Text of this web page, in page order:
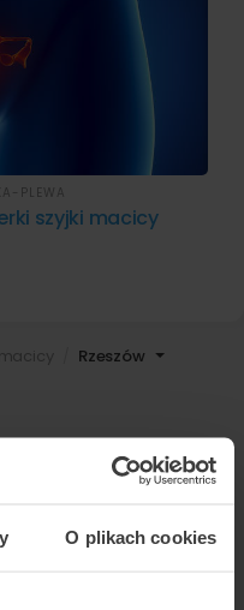
O plikach cookies
Rzeszów
szyjki macicy
PLEWA
macicy na
posiadającej